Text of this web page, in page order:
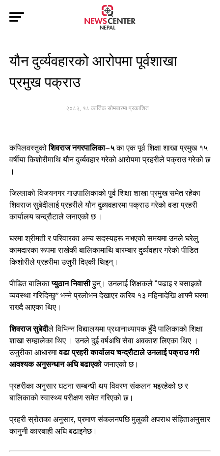
यौन दुर्व्यवहारको आरोपमा पूर्वशाखा
प्रमुख पक्राउ
२०८२, १८ कार्तिक सोमबारमा प्रकाशित
कपिलवस्तुकोशिवराज नगरपालिका–५का एक पूर्व शिक्षा शाखा प्रमुख १५
वर्षीया किशोरीमाथि यौन दुर्व्यवहार गरेको आरोपमा प्रहरीले पक्राउ गरेको छ
।
जिल्लाको विजयनगर गाउपालिकाको पुर्व शिक्षा शाखा प्रमुख समेत रहेका
शिवराज सुबेदीलाई प्रहरीले यौन दुव्र्यवहारमा पक्राउ गरेको वडा प्रहरी
कार्यालय चन्द्रौटाले जनाएको छ ।
घरमा श्रीमती र परिवारका अन्य सदस्यहरू नभएको समयमा उनले घरेलु
कामदारका रूपमा राखेकी बालिकामाथि बारम्बार दुर्व्यवहार गरेको पीडित
किशोरीले प्रहरीमा उजुरी दिएकी थिइन्।
पीडित बालिकाप्युठान निवासीहुन्। उनलाई शिक्षकले “पढाइ र बसाइको
व्यवस्था गरिदिन्छु” भन्ने प्रलोभन देखाएर करिब १३ महिनादेखि आफ्नै घरमा
राख्दै आएका थिए।
शिवराज सुबेदीले विभिन्न विद्यालयमा प्रधानाध्यापक हुँदै पालिकाको शिक्षा
शाखा सम्हालेका थिए । उनले दुई वर्षअघि सेवा अवकाश लिएका थिए ।
उजुरीका आधारमावडा प्रहरी कार्यालय चन्द्रौटाले उनलाई पक्राउ गरी
आवश्यक अनुसन्धान अघि बढाएकोजनाएको छ।
प्रहरीका अनुसार घटना सम्बन्धी थप विवरण संकलन भइरहेको छ र
बालिकाको स्वास्थ्य परीक्षण समेत गरिएको छ।
प्रहरी स्रोतका अनुसार, प्रमाण संकलनपछि मुलुकी अपराध संहिताअनुसार
कानुनी कारबाही अघि बढाइनेछ।